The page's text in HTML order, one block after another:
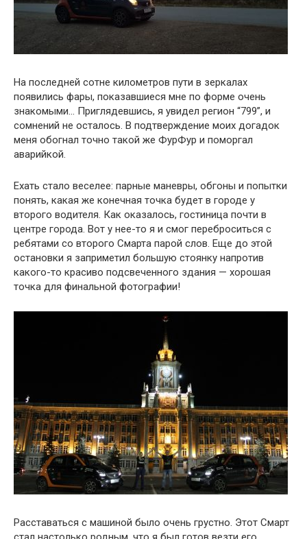
На последней сотне километров пути в зеркалах
появились фары, показавшиеся мне по форме очень
знакомыми… Приглядевшись, я увидел регион “799”, и
сомнений не осталось. В подтверждение моих догадок
меня обогнал точно такой же ФурФур и поморгал
аварийкой.
Ехать стало веселее: парные маневры, обгоны и попытки
понять, какая же конечная точка будет в городе у
второго водителя. Как оказалось, гостиница почти в
центре города. Вот у нее-то я и смог переброситься с
ребятами со второго Смарта парой слов. Еще до этой
остановки я заприметил большую стоянку напротив
какого-то красиво подсвеченного здания — хорошая
точка для финальной фотографии!
Расставаться с машиной было очень грустно. Этот Смарт